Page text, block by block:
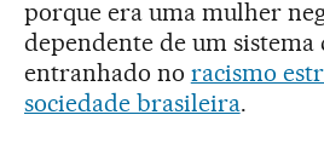
porque era uma mulher
dependente de um sistema
entranhado no racismo
sociedade brasileira.